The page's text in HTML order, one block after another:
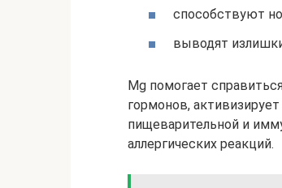
способствуют
выводят
Mg помогает
гормонов,
пищеварительной и
аллергических реакций.